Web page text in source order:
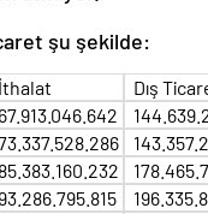
şu şekilde:
İthalat
Dış
67.913.046.642
85.383.160.232
93.286.795.815